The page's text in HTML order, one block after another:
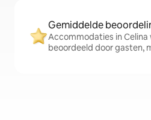
Gemiddelde
Accommodaties in Celina
beoordeeld door gasten,